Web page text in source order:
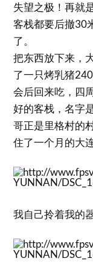
失望之极！再就
客栈都要后撤30
了。
把东西放下来，
了一只烤乳猪
会后回来吃，四
好的客栈，名字
哥正是里格村的
住了一个月的大
我自己拎着我的